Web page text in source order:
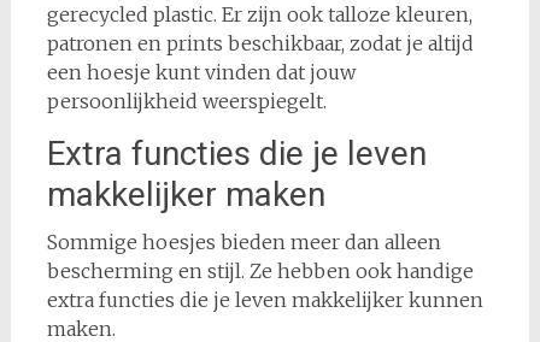
gerecycled plastic. Er zijn ook talloze kleuren,
patronen en prints beschikbaar, zodat je altijd
een hoesje kunt vinden dat jouw
persoonlijkheid weerspiegelt.
Extra functies die je leven
makkelijker maken
Sommige hoesjes bieden meer dan alleen
bescherming en stijl. Ze hebben ook handige
extra functies die je leven makkelijker kunnen
maken.